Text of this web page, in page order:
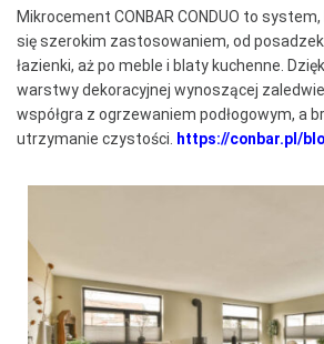
Mikrocement CONBAR CONDUO to
się szerokim zastosowaniem, od
łazienki, aż po meble i blaty kuchenne.
warstwy dekoracyjnej wynoszącej
współgra z ogrzewaniem podłogowym, a
utrzymanie czystości.
https://conbar.pl/